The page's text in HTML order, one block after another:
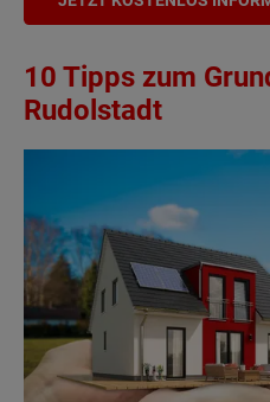
10 Tipps zum
Rudolstadt